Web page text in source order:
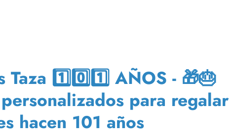
Taza 1️⃣0️⃣1️⃣ AÑOS - 🎁🎂
para regalar
hacen 101 años